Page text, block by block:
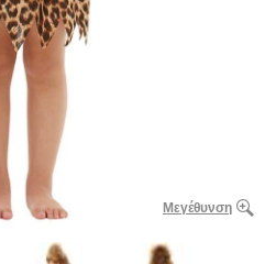
Μεγέθυνση